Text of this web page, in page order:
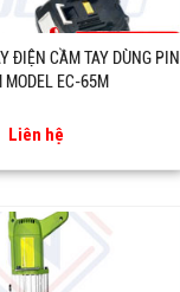
ĐIỆN CẦM TAY DÙNG PIN
MODEL EC-65M
Liên hệ